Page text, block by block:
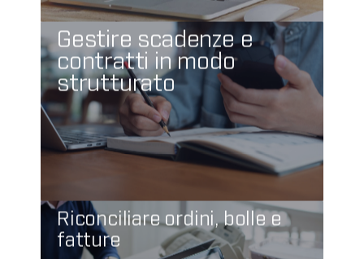
Gestire scadenze e
contratti in modo
strutturato
Riconciliare ordini, bolle e
fatture